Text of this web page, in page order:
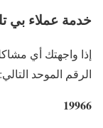
خدمة عملاء بي
إذا واجهتك أي
الرقم الموحد التالي:
19966